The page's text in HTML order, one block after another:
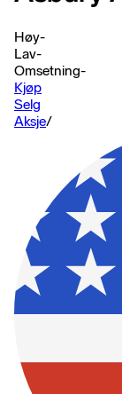
Høy-
Lav-
Omsetning-
Kjøp
Selg
Aksje/